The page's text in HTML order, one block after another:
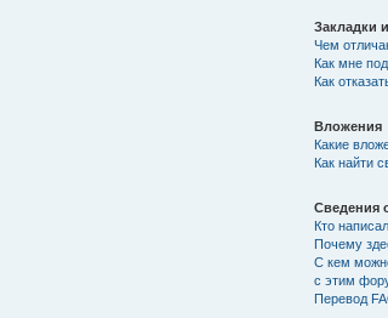
Закладки
Чем
Как мне
Как
Вложения
Какие
Как найти
Сведения
Кто
Почему
С кем
с этим
Перевод